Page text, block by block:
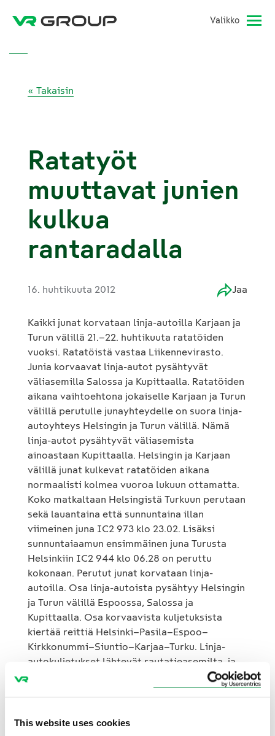
This website uses cookies
Valikko
« Takaisin
Ratatyöt
muuttavat junien
kulkua
rantaradalla
16. huhtikuuta 2012 Jaa
Kaikki junat korvataan linja-autoilla Karjaan ja
Turun välillä 21.–22. huhtikuuta ratatöiden
vuoksi. Ratatöistä vastaa Liikennevirasto.
Junia korvaavat linja-autot pysähtyvät
väliasemilla Salossa ja Kupittaalla. Ratatöiden
aikana vaihtoehtona jokaiselle Karjaan ja Turun
välillä perutulle junayhteydelle on suora linja-
autoyhteys Helsingin ja Turun välillä. Nämä
linja-autot pysähtyvät väliasemista
ainoastaan Kupittaalla. Helsingin ja Karjaan
välillä junat kulkevat ratatöiden aikana
normaalisti kolmea vuoroa lukuun ottamatta.
Koko matkaltaan Helsingistä Turkuun perutaan
sekä lauantaina että sunnuntaina illan
viimeinen juna IC2 973 klo 23.02. Lisäksi
sunnuntaiaamun ensimmäinen juna Turusta
Helsinkiin IC2 944 klo 06.28 on peruttu
kokonaan. Perutut junat korvataan linja-
autoilla. Osa linja-autoista pysähtyy Helsingin
ja Turun välillä Espoossa, Salossa ja
Kupittaalla. Osa korvaavista kuljetuksista
kiertää reittiä Helsinki–Pasila–Espoo–
Kirkkonummi–Siuntio–Karjaa–Turku. Linja-
autokuljetukset lähtevät rautatieasemilta, ja
niiden lähtöpaikat on merkitty opastein. Linja-
autojen lähtöpaikat näkyvät myös VR:n
tunnuksin. Linja-autot noudattavat juna-